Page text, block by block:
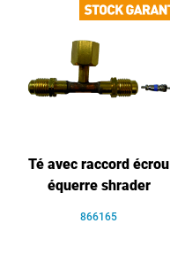
Té avec raccord écrou
équerre shrader
866165